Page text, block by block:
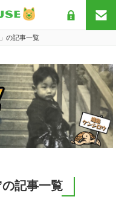
の記事一覧
記事一覧